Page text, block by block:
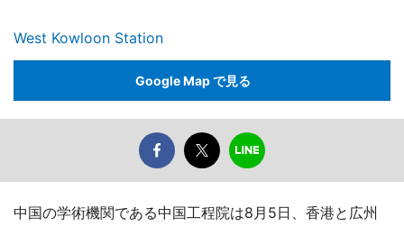
West Kowloon Station
Google Map で見る
中国の学術機関である中国工程院は8月5日、香港と広州